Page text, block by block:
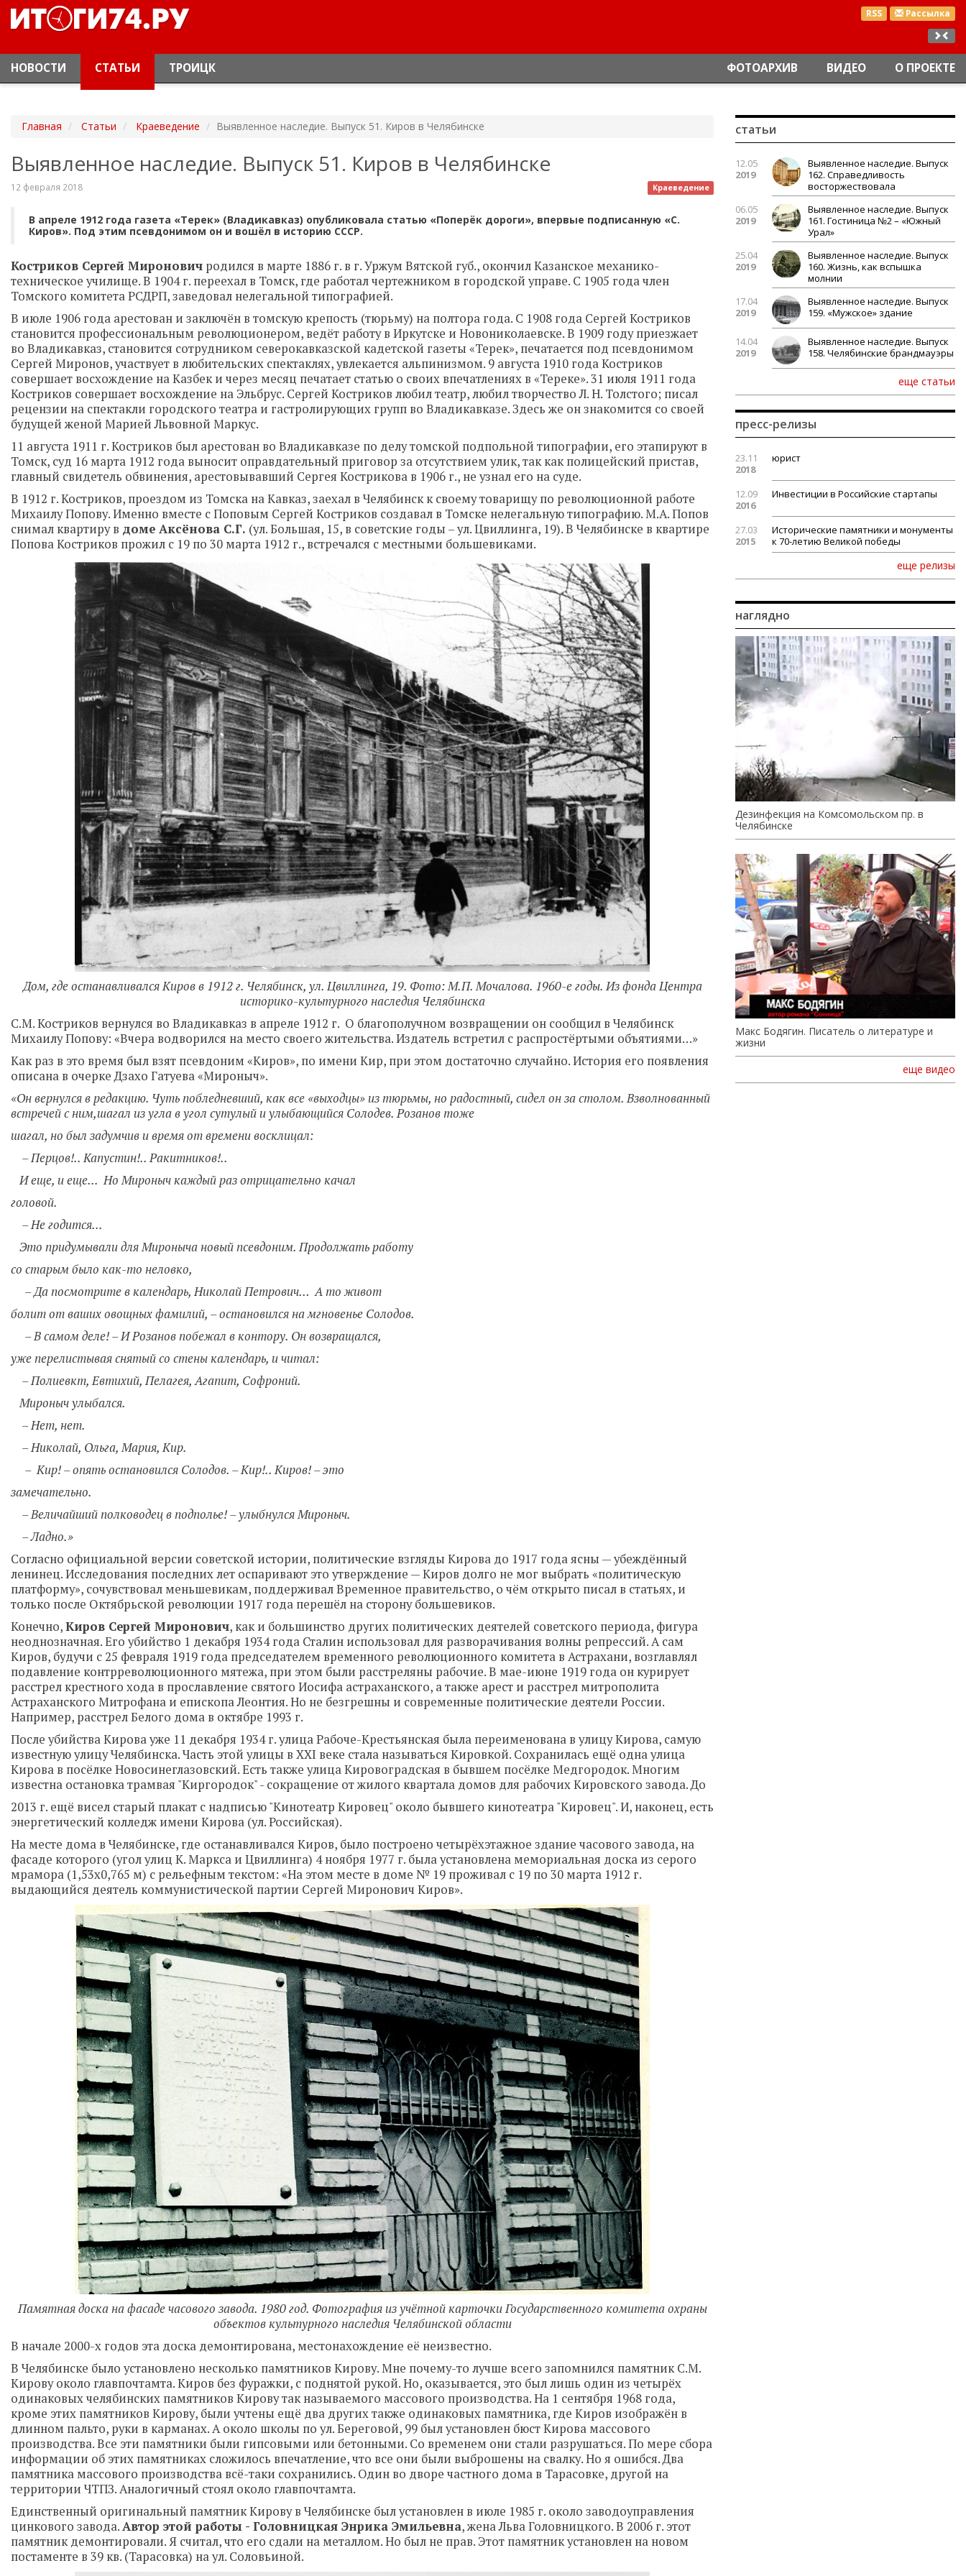
RSS Рассылка
НОВОСТИ СТАТЬИ ТРОИЦК ФОТОАРХИВ ВИДЕО О ПРОЕКТЕ
Главная Статьи Краеведение Выявленное наследие. Выпуск 51. Киров в Челябинске
Выявленное наследие. Выпуск 51. Киров в Челябинске
Краеведение
12 февраля 2018
В апреле 1912 года газета «Терек» (Владикавказ) опубликовала статью «Поперёк дороги», впервые подписанную «С.
Киров». Под этим псевдонимом он и вошёл в историю СССР.
Костриков Сергей Миронович родился в марте 1886 г. в г. Уржум Вятской губ., окончил Казанское механико-
техническое училище. В 1904 г. переехал в Томск, где работал чертежником в городской управе. С 1905 года член
Томского комитета РСДРП, заведовал нелегальной типографией.
В июле 1906 года арестован и заключён в томскую крепость (тюрьму) на полтора года. С 1908 года Сергей Костриков
становится профессиональным революционером, ведёт работу в Иркутске и Новониколаевске. В 1909 году приезжает
во Владикавказ, становится сотрудником северокавказской кадетской газеты «Терек», печатается под псевдонимом
Сергей Миронов, участвует в любительских спектаклях, увлекается альпинизмом. 9 августа 1910 года Костриков
совершает восхождение на Казбек и через месяц печатает статью о своих впечатлениях в «Тереке». 31 июля 1911 года
Костриков совершает восхождение на Эльбрус. Сергей Костриков любил театр, любил творчество Л. Н. Толстого; писал
рецензии на спектакли городского театра и гастролирующих групп во Владикавказе. Здесь же он знакомится со своей
будущей женой Марией Львовной Маркус.
11 августа 1911 г. Костриков был арестован во Владикавказе по делу томской подпольной типографии, его этапируют в
Томск, суд 16 марта 1912 года выносит оправдательный приговор за отсутствием улик, так как полицейский пристав,
главный свидетель обвинения, арестовывавший Сергея Кострикова в 1906 г., не узнал его на суде.
В 1912 г. Костриков, проездом из Томска на Кавказ, заехал в Челябинск к своему товарищу по революционной работе
Михаилу Попову. Именно вместе с Поповым Сергей Костриков создавал в Томске нелегальную типографию. М.А. Попов
снимал квартиру в доме Аксёнова С.Г. (ул. Большая, 15, в советские годы – ул. Цвиллинга, 19). В Челябинске в квартире
Попова Костриков прожил с 19 по 30 марта 1912 г., встречался с местными большевиками.
Дом, где останавливался Киров в 1912 г. Челябинск, ул. Цвиллинга, 19. Фото: М.П. Мочалова. 1960-е годы. Из фонда Центра
историко-культурного наследия Челябинска
С.М. Костриков вернулся во Владикавказ в апреле 1912 г. О благополучном возвращении он сообщил в Челябинск
Михаилу Попову: «Вчера водворился на место своего жительства. Издатель встретил с распростёртыми объятиями…»
Как раз в это время был взят псевдоним «Киров», по имени Кир, при этом достаточно случайно. История его появления
описана в очерке Дзахо Гатуева «Мироныч».
«Он вернулся в редакцию. Чуть побледневший, как все «выходцы» из тюрьмы, но радостный, сидел он за столом. Взволнованный
встречей с ним,шагал из угла в угол сутулый и улыбающийся Солодев. Розанов тоже
шагал, но был задумчив и время от времени восклицал:
– Перцов!.. Капустин!.. Ракитников!..
И еще, и еще... Но Мироныч каждый раз отрицательно качал
головой.
– Не годится...
Это придумывали для Мироныча новый псевдоним. Продолжать работу
со старым было как-то неловко,
– Да посмотрите в календарь, Николай Петрович… А то живот
болит от ваших овощных фамилий, – остановился на мгновенье Солодов.
– В самом деле! – И Розанов побежал в контору. Он возвращался,
уже перелистывая снятый со стены календарь, и читал:
– Полиевкт, Евтихий, Пелагея, Агапит, Софроний.
Мироныч улыбался.
– Нет, нет.
– Николай, Ольга, Мария, Кир.
– Кир! – опять остановился Солодов. – Кир!.. Киров! – это
замечательно.
– Величайший полководец в подполье! – улыбнулся Мироныч.
– Ладно.»
Согласно официальной версии советской истории, политические взгляды Кирова до 1917 года ясны — убеждённый
ленинец. Исследования последних лет оспаривают это утверждение — Киров долго не мог выбрать «политическую
платформу», сочувствовал меньшевикам, поддерживал Временное правительство, о чём открыто писал в статьях, и
только после Октябрьской революции 1917 года перешёл на сторону большевиков.
Конечно,Киров Сергей Миронович, как и большинство других политических деятелей советского периода, фигура
неоднозначная. Его убийство 1 декабря 1934 года Сталин использовал для разворачивания волны репрессий. А сам
Киров, будучи с 25 февраля 1919 года председателем временного революционного комитета в Астрахани, возглавлял
подавление контрреволюционного мятежа, при этом были расстреляны рабочие. В мае-июне 1919 года он курирует
расстрел крестного хода в прославление святого Иосифа астраханского, а также арест и расстрел митрополита
Астраханского Митрофана и епископа Леонтия. Но не безгрешны и современные политические деятели России.
Например, расстрел Белого дома в октябре 1993 г.
После убийства Кирова уже 11 декабря 1934 г. улица Рабоче-Крестьянская была переименована в улицу Кирова, самую
известную улицу Челябинска. Часть этой улицы в XXI веке стала называться Кировкой. Сохранилась ещё одна улица
Кирова в посёлке Новосинеглазовский. Есть также улица Кировоградская в бывшем посёлке Медгородок. Многим
известна остановка трамвая "Киргородок" - сокращение от жилого квартала домов для рабочих Кировского завода. До
2013 г. ещё висел старый плакат с надписью "Кинотеатр Кировец" около бывшего кинотеатра "Кировец". И, наконец, есть
энергетический колледж имени Кирова (ул. Российская).
На месте дома в Челябинске, где останавливался Киров, было построено четырёхэтажное здание часового завода, на
фасаде которого (угол улиц К. Маркса и Цвиллинга) 4 ноября 1977 г. была установлена мемориальная доска из серого
мрамора (1,53х0,765 м) с рельефным текстом: «На этом месте в доме № 19 проживал с 19 по 30 марта 1912 г.
выдающийся деятель коммунистической партии Сергей Миронович Киров».
Памятная доска на фасаде часового завода. 1980 год. Фотография из учётной карточки Государственного комитета охраны
объектов культурного наследия Челябинской области
В начале 2000-х годов эта доска демонтирована, местонахождение её неизвестно.
В Челябинске было установлено несколько памятников Кирову. Мне почему-то лучше всего запомнился памятник С.М.
Кирову около главпочтамта. Киров без фуражки, с поднятой рукой. Но, оказывается, это был лишь один из четырёх
одинаковых челябинских памятников Кирову так называемого массового производства. На 1 сентября 1968 года,
кроме этих памятников Кирову, были учтены ещё два других также одинаковых памятника, где Киров изображён в
длинном пальто, руки в карманах. А около школы по ул. Береговой, 99 был установлен бюст Кирова массового
производства. Все эти памятники были гипсовыми или бетонными. Со временем они стали разрушаться. По мере сбора
информации об этих памятниках сложилось впечатление, что все они были выброшены на свалку. Но я ошибся. Два
памятника массового производства всё-таки сохранились. Один во дворе частного дома в Тарасовке, другой на
территории ЧТПЗ. Аналогичный стоял около главпочтамта.
Единственный оригинальный памятник Кирову в Челябинске был установлен в июле 1985 г. около заводоуправления
цинкового завода.Автор этой работы - Головницкая Энрика Эмильевна, жена Льва Головницкого. В 2006 г. этот
памятник демонтировали. Я считал, что его сдали на металлом. Но был не прав. Этот памятник установлен на новом
постаменте в 39 кв. (Тарасовка) на ул. Соловьиной.
статьи
12.05
2019
Выявленное наследие. Выпуск
162. Справедливость
восторжествовала
06.05
2019
Выявленное наследие. Выпуск
161. Гостиница №2 – «Южный
Урал»
25.04
2019
Выявленное наследие. Выпуск
160. Жизнь, как вспышка
молнии
17.04
2019
Выявленное наследие. Выпуск
159. «Мужское» здание
14.04
2019
Выявленное наследие. Выпуск
158. Челябинские брандмауэры
еще статьи
пресс-релизы
23.11
2018
юрист
12.09
2016
Инвестиции в Российские стартапы
27.03
2015
Исторические памятники и монументы
к 70-летию Великой победы
еще релизы
наглядно
Дезинфекция на Комсомольском пр. в
Челябинске
Макс Бодягин. Писатель о литературе и
жизни
еще видео